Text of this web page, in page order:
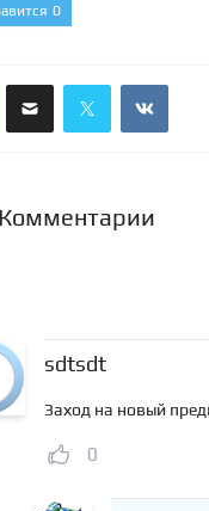
0
Комментарии
sdtsdt
Заход на новый
0